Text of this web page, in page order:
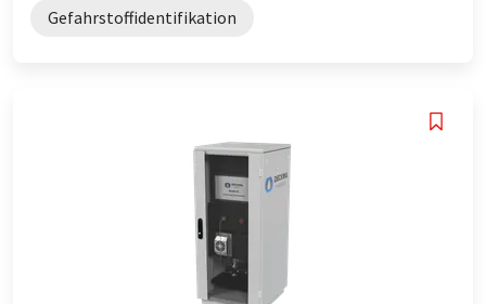
Gefahrstoffidentifikation